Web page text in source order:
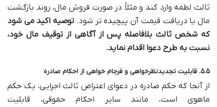
ثالث لطمه وارد کند و مثلاً در صورت فروش مال، روند بازگشت
مال یا دریافت قیمت آن پیچیده تر شود. توصیه اکید می شود
که شخص ثالث بلافاصله پس از آگاهی از توقیف مال خود،
نسبت به طرح دعوا اقدام نماید.
۵.۵. قابلیت تجدیدنظرخواهی و فرجام خواهی از احکام صادره
از آنجا که حکم صادره در دعوای اعتراض ثالث اجرایی، یک حکم
ماهوی است، مانند سایر احکام حقوقی، قابلیت